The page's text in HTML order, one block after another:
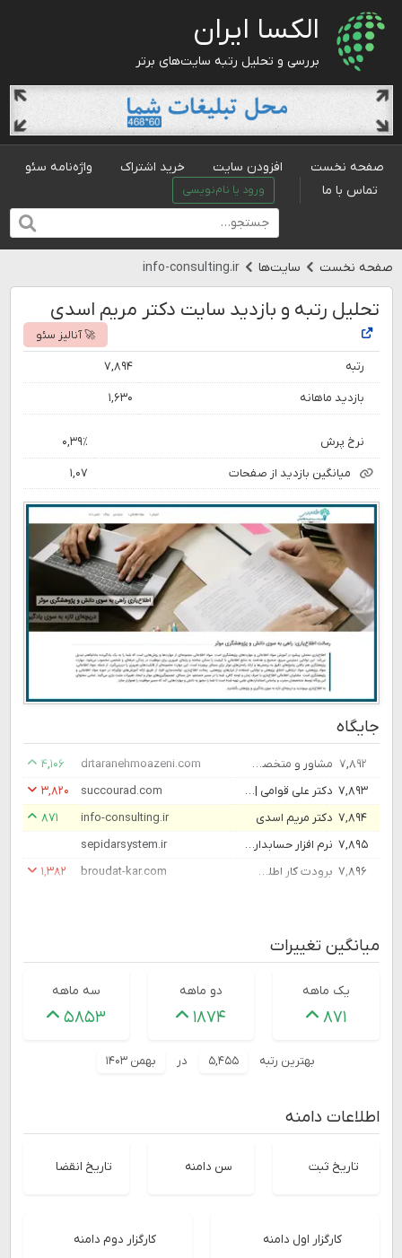
الکسا ایران
بررسی و تحلیل رتبه سایت‌های برتر
صفحه نخست افزودن سایت خرید اشتراک
واژه‌نامه سئو
تماس با ما
ورود یا نام‌نویسی
صفحه نخست سایت‌ها info-consulting.ir
تحلیل رتبه و بازدید سایت دکتر مریم اسدی
🚀 آنالیز سئو
رتبه ۷,۸۹۴
بازدید ماهانه ۱,۶۳۰
نرخ پرش ۰,۳۹٪
میانگین بازدید از صفحات ۱,۰۷
جایگاه
۷,۸۹۲ مشاور و متخصص روانشناسی | دکتر ترانه موذنی drtaranehmoazeni.com
۴,۱۰۶
۷,۸۹۳
دکتر علی قوامی | مشاوره کسب و کار | تلفنی | حضوری | تصویری » ساکوراد succourad.com
۳,۸۲۰
۷,۸۹۴ دکتر مریم اسدی info-consulting.ir
۸۷۱
۷,۸۹۵
نرم افزار حسابداری و مالی سپیدار | مدیریت مالی دقیق و سودآور
sepidarsystem.ir
۷,۸۹۶
برودت کار اطلس | مهندسی تهویه و تبرید | طراحی، ساخت و اجراء broudat-kar.com ۱,۳۸۲
میانگین تغییرات
یک ماهه
۸۷۱
دو ماهه
۱۸۷۴
سه ماهه
۵۸۵۳
بهترین رتبه ۵,۴۵۵ در بهمن ۱۴۰۳
اطلاعات دامنه
تاریخ ثبت سن دامنه تاریخ انقضا
کارگزار اول دامنه کارگزار دوم دامنه